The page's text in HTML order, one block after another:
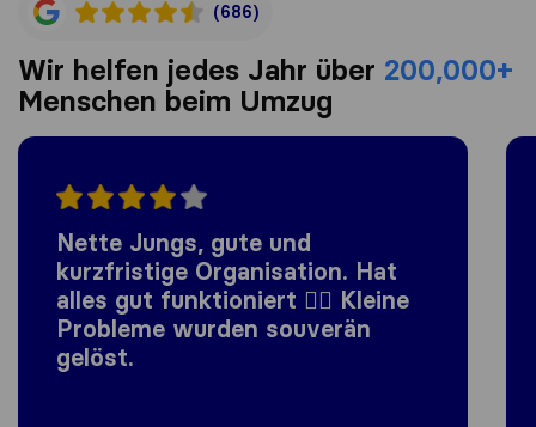
(686)
Wir helfen jedes Jahr über 200,000+
Menschen beim Umzug
Nette Jungs, gute und
kurzfristige Organisation. Hat
alles gut funktioniert 👍🏼 Kleine
Probleme wurden souverän
gelöst.